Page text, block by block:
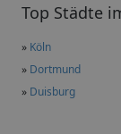
Top Städte
» Köln
» Dortmund
» Duisburg